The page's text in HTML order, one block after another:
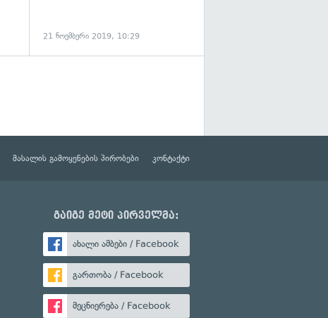
21 ნოემბერი 2019, 10:29
მასალის გამოყენების პირობები კონტაქტი
გაიგე მეტი პირველმა:
ახალი ამბები / Facebook
გართობა / Facebook
მეცნიერება / Facebook